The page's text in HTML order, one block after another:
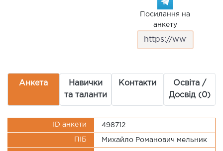
Посилання на
анкету
Анкета
Навички
та таланти
Контакти
Освіта /
Досвід (0)
ID анкети 498712
ПІБ Михайло Романович мельник